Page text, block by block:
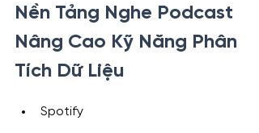
Nền Tảng Nghe Podcast
Nâng Cao Kỹ Năng Phân
Tích Dữ Liệu
Spotify